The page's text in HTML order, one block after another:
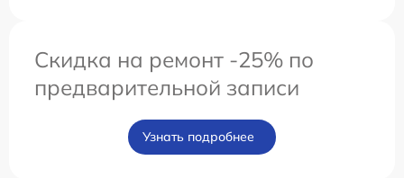
Скидка на ремонт -25% по
предварительной записи
Узнать подробнее